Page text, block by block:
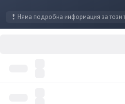
Няма подробна информация за този